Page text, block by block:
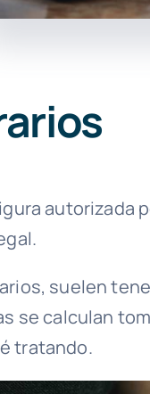
autorizada
suelen
se calculan
tratando.